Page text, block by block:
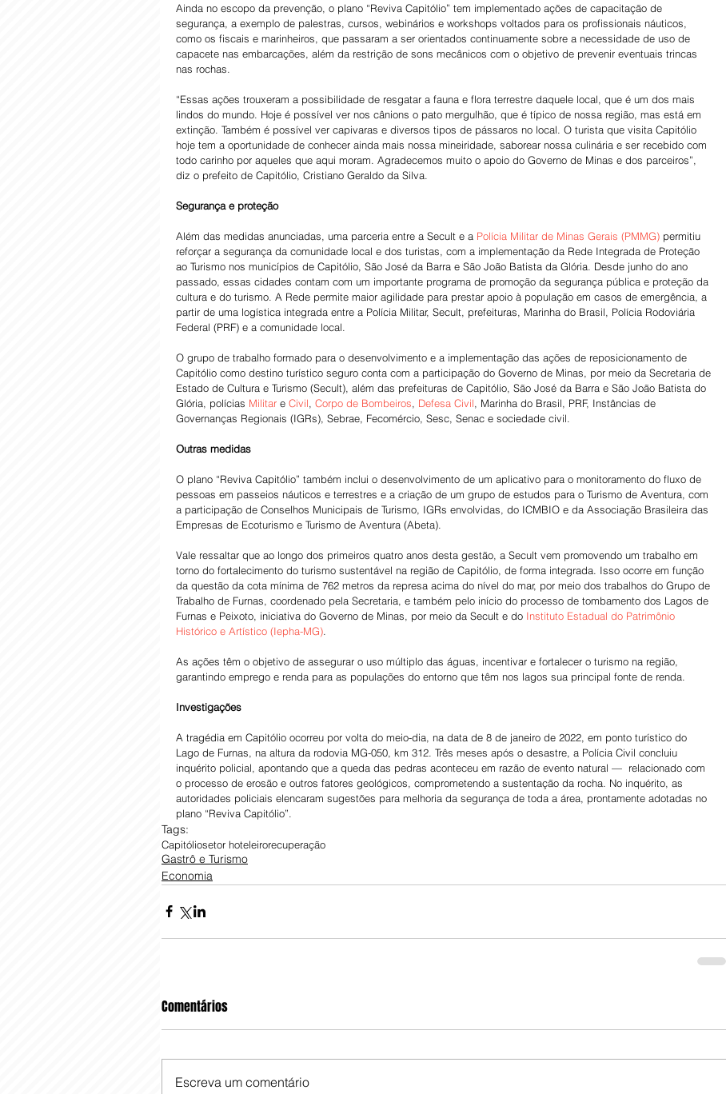
Ainda no escopo da prevenção, o plano “Reviva Capitólio” tem implementado ações de capacitação de
segurança, a exemplo de palestras, cursos, webinários e workshops voltados para os profissionais náuticos,
como os fiscais e marinheiros, que passaram a ser orientados continuamente sobre a necessidade de uso de
capacete nas embarcações, além da restrição de sons mecânicos com o objetivo de prevenir eventuais trincas
nas rochas.
“Essas ações trouxeram a possibilidade de resgatar a fauna e flora terrestre daquele local, que é um dos mais
lindos do mundo. Hoje é possível ver nos cânions o pato mergulhão, que é típico de nossa região, mas está em
extinção. Também é possível ver capivaras e diversos tipos de pássaros no local. O turista que visita Capitólio
hoje tem a oportunidade de conhecer ainda mais nossa mineiridade, saborear nossa culinária e ser recebido com
todo carinho por aqueles que aqui moram. Agradecemos muito o apoio do Governo de Minas e dos parceiros”,
diz o prefeito de Capitólio, Cristiano Geraldo da Silva.
Segurança e proteção
Além das medidas anunciadas, uma parceria entre a Secult e a Polícia Militar de Minas Gerais (PMMG) permitiu
reforçar a segurança da comunidade local e dos turistas, com a implementação da Rede Integrada de Proteção
ao Turismo nos municípios de Capitólio, São José da Barra e São João Batista da Glória. Desde junho do ano
passado, essas cidades contam com um importante programa de promoção da segurança pública e proteção da
cultura e do turismo. A Rede permite maior agilidade para prestar apoio à população em casos de emergência, a
partir de uma logística integrada entre a Polícia Militar, Secult, prefeituras, Marinha do Brasil, Polícia Rodoviária
Federal (PRF) e a comunidade local.
O grupo de trabalho formado para o desenvolvimento e a implementação das ações de reposicionamento de
Capitólio como destino turístico seguro conta com a participação do Governo de Minas, por meio da Secretaria de
Estado de Cultura e Turismo (Secult), além das prefeituras de Capitólio, São José da Barra e São João Batista do
Glória, polícias Militar e Civil, Corpo de Bombeiros, Defesa Civil, Marinha do Brasil, PRF, Instâncias de
Governanças Regionais (IGRs), Sebrae, Fecomércio, Sesc, Senac e sociedade civil.
Outras medidas
O plano “Reviva Capitólio” também inclui o desenvolvimento de um aplicativo para o monitoramento do fluxo de
pessoas em passeios náuticos e terrestres e a criação de um grupo de estudos para o Turismo de Aventura, com
a participação de Conselhos Municipais de Turismo, IGRs envolvidas, do ICMBIO e da Associação Brasileira das
Empresas de Ecoturismo e Turismo de Aventura (Abeta).
Vale ressaltar que ao longo dos primeiros quatro anos desta gestão, a Secult vem promovendo um trabalho em
torno do fortalecimento do turismo sustentável na região de Capitólio, de forma integrada. Isso ocorre em função
da questão da cota mínima de 762 metros da represa acima do nível do mar, por meio dos trabalhos do Grupo de
Trabalho de Furnas, coordenado pela Secretaria, e também pelo início do processo de tombamento dos Lagos de
Furnas e Peixoto, iniciativa do Governo de Minas, por meio da Secult e do Instituto Estadual do Patrimônio
Histórico e Artístico (Iepha-MG).
As ações têm o objetivo de assegurar o uso múltiplo das águas, incentivar e fortalecer o turismo na região,
garantindo emprego e renda para as populações do entorno que têm nos lagos sua principal fonte de renda.
Investigações
A tragédia em Capitólio ocorreu por volta do meio-dia, na data de 8 de janeiro de 2022, em ponto turístico do
Lago de Furnas, na altura da rodovia MG-050, km 312. Três meses após o desastre, a Polícia Civil concluiu
inquérito policial, apontando que a queda das pedras aconteceu em razão de evento natural —  relacionado com
o processo de erosão e outros fatores geológicos, comprometendo a sustentação da rocha. No inquérito, as
autoridades policiais elencaram sugestões para melhoria da segurança de toda a área, prontamente adotadas no
plano “Reviva Capitólio”.
Tags:
Capitóliosetor hoteleirorecuperação
Gastrô e Turismo
Economia
Comentários
Escreva um comentário